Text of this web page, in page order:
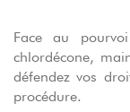
Face au
chlordécone,
défendez vos
procédure.